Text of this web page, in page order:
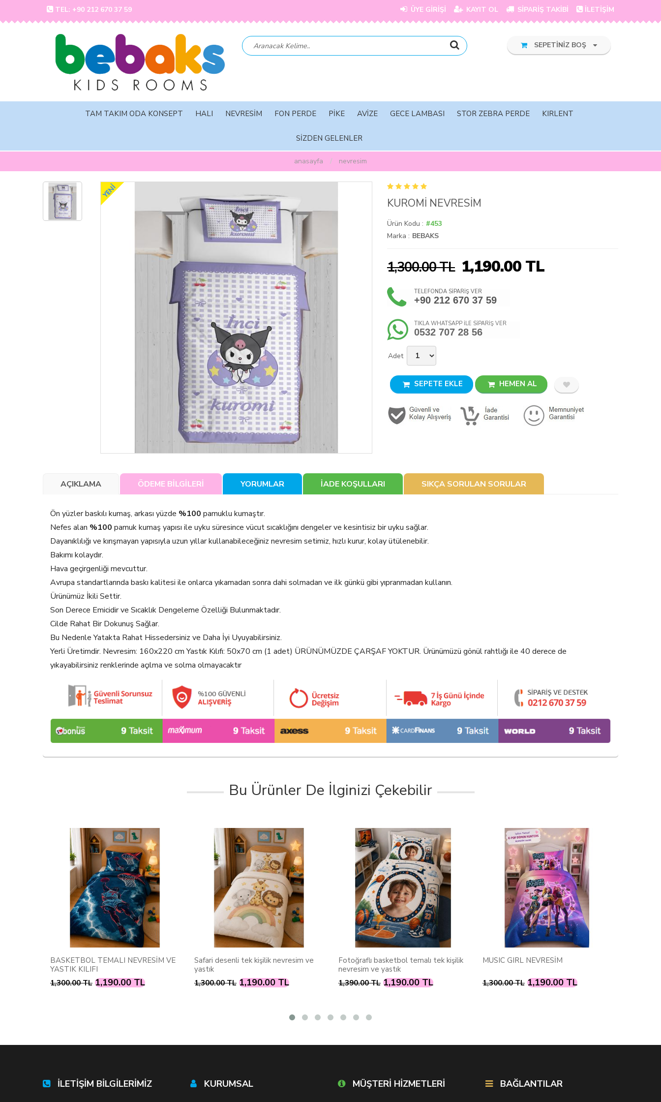
TEL: +90 212 670 37 59 ÜYE GİRİŞİ KAYIT OL SİPARİŞ TAKİBİ İLETİŞİM
SEPETİNİZ BOŞ
TAM TAKIM ODA KONSEPT HALI NEVRESİM FON PERDE PİKE AVİZE GECE LAMBASI STOR ZEBRA PERDE KIRLENT
SİZDEN GELENLER
anasayfa nevresi̇m
KUROMİ NEVRESİM
Ürün Kodu : #453
Marka : BEBAKS
1,300.00 TL 1,190.00 TL
TELEFONDA SİPARİŞ VER
+90 212 670 37 59
TIKLA WHATSAPP İLE SİPARİŞ VER
0532 707 28 56
Adet
SEPETE EKLE HEMEN AL
AÇIKLAMA ÖDEME BİLGİLERİ YORUMLAR İADE KOŞULLARI SIKÇA SORULAN SORULAR
Ön yüzler baskılı kumaş, arkası yüzde %100 pamuklu kumaştır.
Nefes alan %100 pamuk kumaş yapısı ile uyku süresince vücut sıcaklığını dengeler ve kesintisiz bir uyku sağlar.
Dayanıklılığı ve kırışmayan yapısıyla uzun yıllar kullanabileceğiniz nevresim setimiz, hızlı kurur, kolay ütülenebilir.
Bakımı kolaydır.
Hava geçirgenliği mevcuttur.
Avrupa standartlarında baskı kalitesi ile onlarca yıkamadan sonra dahi solmadan ve ilk günkü gibi yıpranmadan kullanın.
Ürünümüz İkili Settir.
Son Derece Emicidir ve Sıcaklık Dengeleme Özelliği Bulunmaktadır.
Cilde Rahat Bir Dokunuş Sağlar.
Bu Nedenle Yatakta Rahat Hissedersiniz ve Daha İyi Uyuyabilirsiniz.
Yerli Üretimdir. Nevresim: 160x220 cm Yastık Kılıfı: 50x70 cm (1 adet) ÜRÜNÜMÜZDE ÇARŞAF YOKTUR. Ürünümüzü gönül rahtlığı ile 40 derece de
yıkayabilirsiniz renklerinde açılma ve solma olmayacaktır
Bu Ürünler De İlginizi Çekebilir
BASKETBOL TEMALI NEVRESİM VE
YASTIK KILIFI
1,300.00 TL 1,190.00 TL
Safari desenli tek kişilik nevresim ve
yastık
1,300.00 TL 1,190.00 TL
Fotoğraflı basketbol temalı tek kişilik
nevresim ve yastık
1,390.00 TL 1,190.00 TL
MUSIC GIRL NEVRESİM
1,300.00 TL 1,190.00 TL
İLETİŞİM BİLGİLERİMİZ KURUMSAL MÜŞTERİ HİZMETLERİ BAĞLANTILAR